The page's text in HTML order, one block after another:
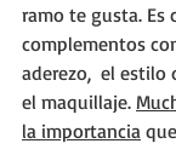
ramo te gusta. Es
complementos
aderezo,  el estilo
el maquillaje.
la importancia